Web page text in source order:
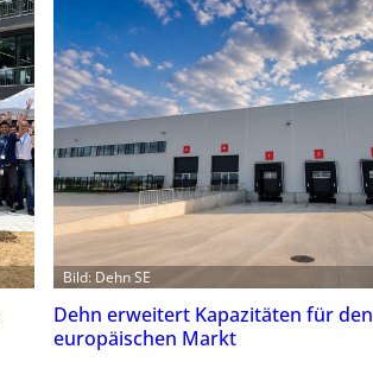
Bild: Dehn SE
Dehn erweitert Kapazitäten für den
europäischen Markt